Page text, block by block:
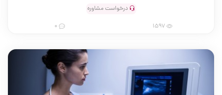
درخواست مشاوره